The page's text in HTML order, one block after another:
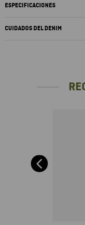
ESPECIFICACIONES
CUIDADOS DEL DENIM
secadora. Secar a la